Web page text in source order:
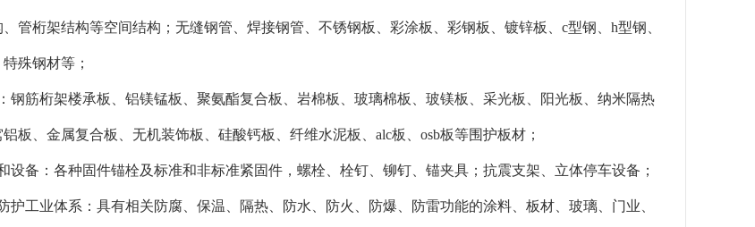
管桁架结构等空间结构；无缝钢管、焊接钢管、不锈钢板、彩涂板、彩钢板、镀锌板、c型钢、h型钢、
殊钢材等；
钢筋桁架楼承板、铝镁锰板、聚氨酯复合板、岩棉板、玻璃棉板、玻镁板、采光板、阳光板、纳米隔热
板、金属复合板、无机装饰板、硅酸钙板、纤维水泥板、alc板、osb板等围护板材；
设备：各种固件锚栓及标准和非标准紧固件，螺栓、栓钉、铆钉、锚夹具；抗震支架、立体停车设备；
护工业体系：具有相关防腐、保温、隔热、防水、防火、防爆、防雷功能的涂料、板材、玻璃、门业、